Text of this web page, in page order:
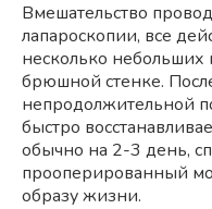
Вмешательство
лапароскопии, все
несколько
брюшной стенке.
непродолжительной
быстро
обычно на 2-3 день,
прооперированный
образу жизни.